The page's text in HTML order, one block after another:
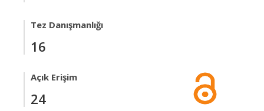
Tez Danışmanlığı
16
Açık Erişim
24